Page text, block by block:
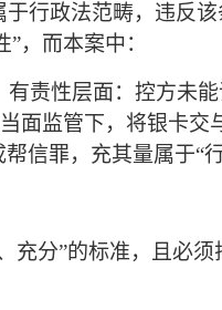
行政法范畴，违反
，而本案中：
有责性层面：控方未能
面监管下， 将银卡交
帮信罪，充其量属于“
充分”的标准，且必